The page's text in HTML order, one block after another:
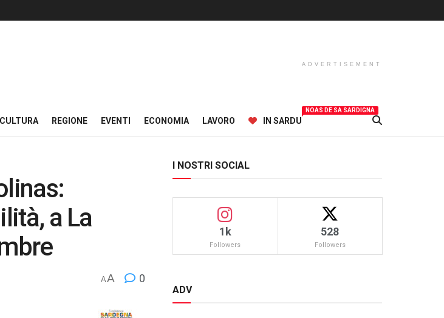
ADVERTISEMENT
CULTURA REGIONE EVENTI ECONOMIA LAVORO IN SARDU
NOAS DE SA SARDIGNA
a La
AA 0
I NOSTRI SOCIAL
1k
Followers
528
Followers
ADV